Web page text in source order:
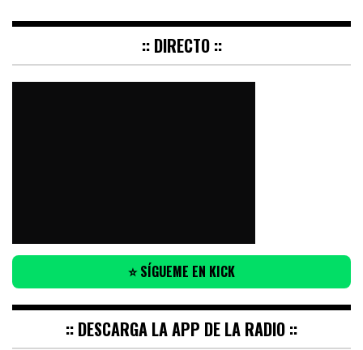
:: DIRECTO ::
⭐ SÍGUEME EN KICK
:: DESCARGA LA APP DE LA RADIO ::